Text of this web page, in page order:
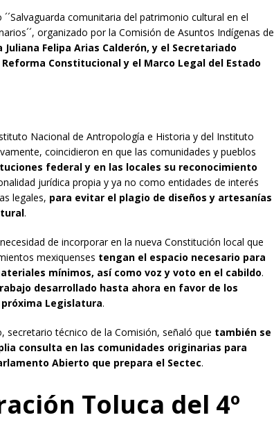
comunitaria del patrimonio cultural en el
organizado por la Comisión de Asuntos Indígenas de
Felipa Arias Calderón, y el Secretariado
Constitucional y el Marco Legal del Estado
Nacional de Antropología e Historia y del Instituto
coincidieron en que las comunidades y pueblos
federal y en las locales su reconocimiento
jurídica propia y ya no como entidades de interés
legales, para evitar el plagio de diseños y artesanías
.
de incorporar en la nueva Constitución local que
mexiquenses tengan el espacio necesario para
mínimos, así como voz y voto en el cabildo.
desarrollado hasta ahora en favor de los
Legislatura.
secretario técnico de la Comisión, señaló que también se
consulta en las comunidades originarias para
Abierto que prepara el Sectec.
Toluca del 4º